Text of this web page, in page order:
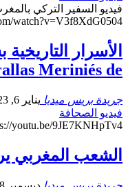
watch?v=V3f8XdG0504
Meriniés de…
جريدة بريس ميديا يناير 6, 2023
فيديو الصحافة
youtu.be/9JE7KNHpTv4
الشعب المغربي